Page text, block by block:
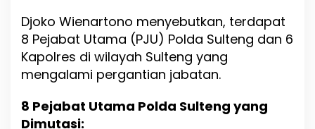
a
p
o
l
r
s
d
Djoko Wienartono menyebutkan, terdapat
8 Pejabat Utama (PJU) Polda Sulteng dan 6
Kapolres di wilayah Sulteng yang
mengalami pergantian jabatan.
8 Pejabat Utama Polda Sulteng yang
Dimutasi: